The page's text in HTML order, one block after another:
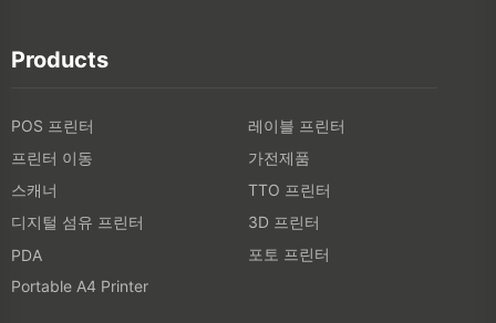
Products
POS 프린터
레이블 프린터
프린터 이동
가전제품
스캐너
TTO 프린터
디지털 섬유 프린터
3D 프린터
PDA
포토 프린터
Portable A4 Printer